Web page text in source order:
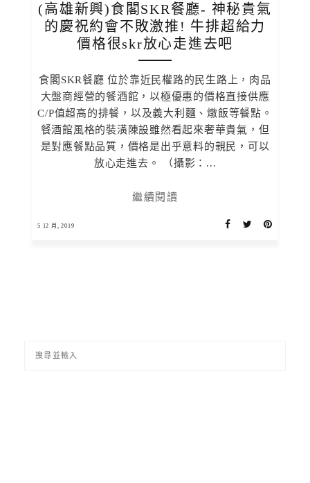
(高雄新興)食閣SKR餐廳- 神秘貴氣
的慶祝約會不敗激推! 牛排超給力
價格很skr放心走進去吧
食閣SKR餐廳 位於靠近民權路的民生路上，肉品
大盤商經營的餐酒館，以極優惠的價格直接供應
C/P值超高的排餐，以及義大利麵、燉飯等餐點。
餐酒館風格的裝潢陳設雖然看起來奢華貴氣，但
是對應餐點品質，價格是出乎意料的親民，可以
放心走進去。 （攝影：...
繼續閱讀
5 12 月, 2019